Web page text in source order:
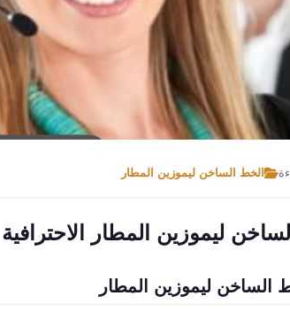
الخط الساخن ليموزين المطار
ليموزين المطار الاحترافية
ليموزين المطار